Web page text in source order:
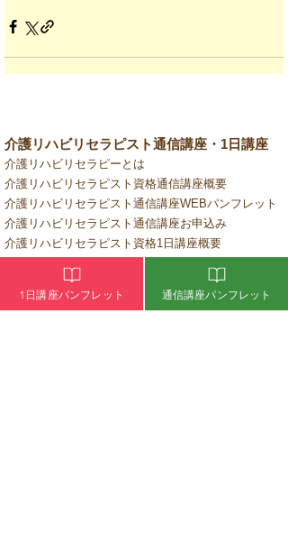
介護リハビリセラピスト通信講座・1日講座
介護リハビリセラピーとは
介護リハビリセラピスト資格通信講座概要
介護リハビリセラピスト通信講座WEBパンフレット
介護リハビリセラピスト通信講座お申込み
介護リハビリセラピスト資格1日講座概要
介護リハビリセラピスト1日講座お申込み
通信講座受講者専用 1日講座お申込み
1日講座パンフレット 通信講座パンフレット